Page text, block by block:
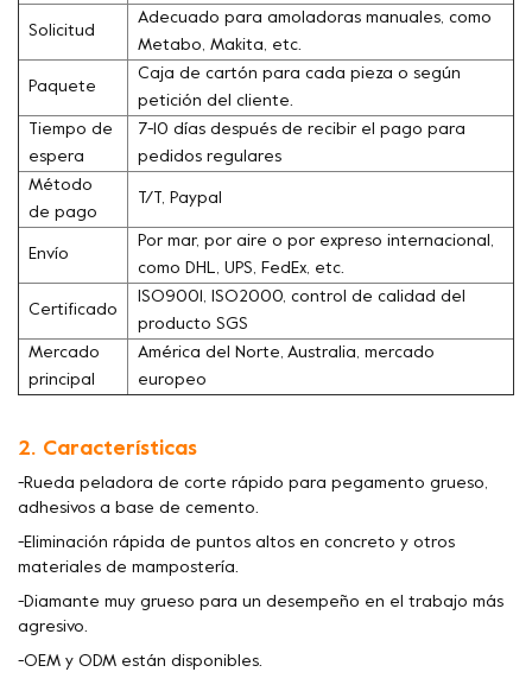
Solicitud
Adecuado para amoladoras manuales, como
Metabo, Makita, etc.
Paquete
Caja de cartón para cada pieza o según
petición del cliente.
Tiempo de
espera
7-10 días después de recibir el pago para
pedidos regulares
Método
de pago
T/T, Paypal
Envío
Por mar, por aire o por expreso internacional,
como DHL, UPS, FedEx, etc.
Certificado
ISO9001, ISO2000, control de calidad del
producto SGS
Mercado
principal
América del Norte, Australia, mercado
europeo
2. Características
-Rueda peladora de corte rápido para pegamento grueso,
adhesivos a base de cemento.
-Eliminación rápida de puntos altos en concreto y otros
materiales de mampostería.
-Diamante muy grueso para un desempeño en el trabajo más
agresivo.
-OEM y ODM están disponibles.